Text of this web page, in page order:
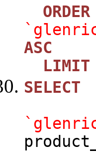
ORDER
ASC
LIMIT
SELECT